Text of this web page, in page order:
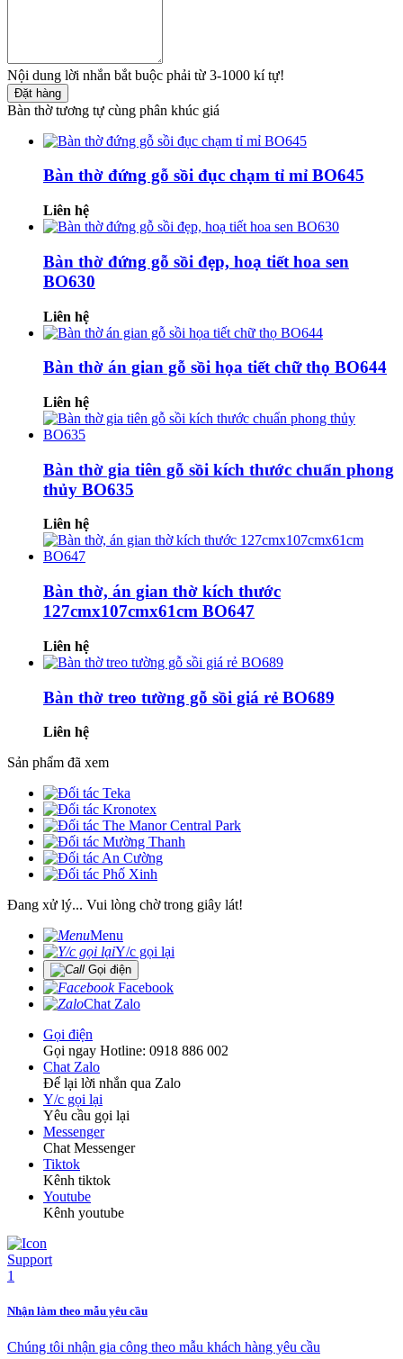
Nội dung lời nhắn bắt buộc phải từ 3-1000 kí tự!
Đặt hàng
Bàn thờ tương tự cùng phân khúc giá
Bàn thờ đứng gỗ sồi đục chạm tỉ mỉ BO645
Liên hệ
Bàn thờ đứng gỗ sồi đẹp, hoạ tiết hoa sen
BO630
Liên hệ
Bàn thờ án gian gỗ sồi họa tiết chữ thọ BO644
Liên hệ
Bàn thờ gia tiên gỗ sồi kích thước chuẩn phong
thủy BO635
Liên hệ
Bàn thờ, án gian thờ kích thước
127cmx107cmx61cm BO647
Liên hệ
Bàn thờ treo tường gỗ sồi giá rẻ BO689
Liên hệ
Sản phẩm đã xem
Đang xử lý... Vui lòng chờ trong giây lát!
Menu
Y/c gọi lại
Gọi điện
Facebook
Chat Zalo
Gọi điện
Gọi ngay Hotline: 0918 886 002
Chat Zalo
Để lại lời nhắn qua Zalo
Y/c gọi lại
Yêu cầu gọi lại
Messenger
Chat Messenger
Tiktok
Kênh tiktok
Youtube
Kênh youtube
Nhận làm theo mẫu yêu cầu
Chúng tôi nhận gia công theo mẫu khách hàng yêu cầu